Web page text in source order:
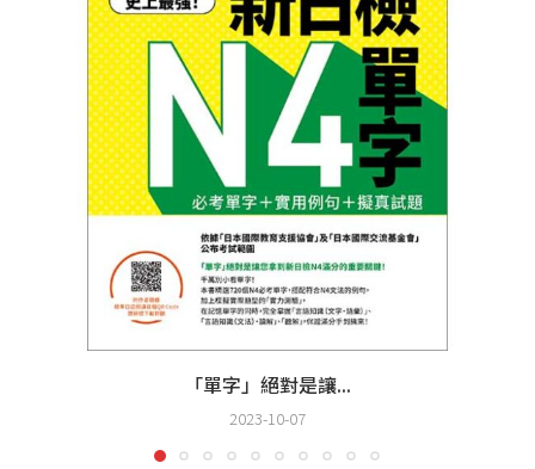
「單字」絕對是讓...
2023-10-07